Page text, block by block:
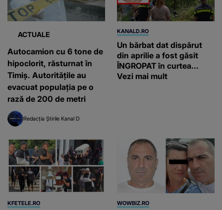
ACTUALE
Autocamion cu 6 tone de
hipoclorit, răsturnat în
Timiș. Autoritățile au
evacuat populația pe o
rază de 200 de metri
Redacția Știrile Kanal D
KANALD.RO
Un bărbat dat dispărut
din aprilie a fost găsit
ÎNGROPAT în curtea...
Vezi mai mult
KFETELE.RO WOWBIZ.RO